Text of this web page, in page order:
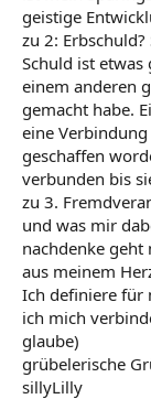
geistige
zu 2:
Schuld ist
einem anderen
gemacht habe.
eine Verbindung
geschaffen
verbunden bis
zu 3.
und was mir
nachdenke geht
aus meinem
Ich definiere für
ich mich
glaube)
grübelerische
sillyLilly